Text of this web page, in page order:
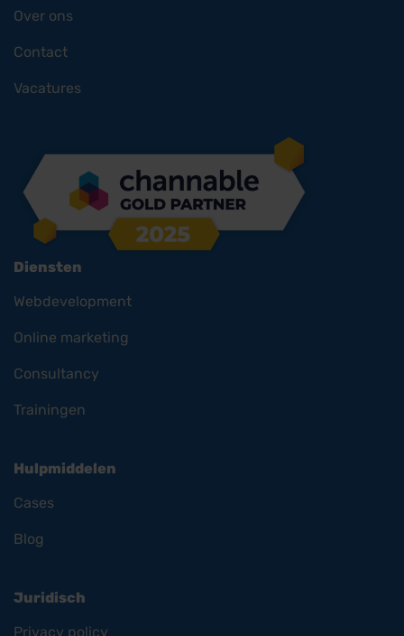
Over ons
Contact
Vacatures
Diensten
Webdevelopment
Online marketing
Consultancy
Trainingen
Hulpmiddelen
Cases
Blog
Juridisch
Privacy policy